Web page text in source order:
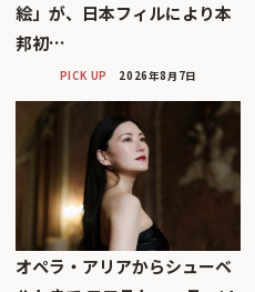
絵」が、日本フィルにより本
邦初…
PICK UP 2026年8月7日
オペラ・アリアからシューベ